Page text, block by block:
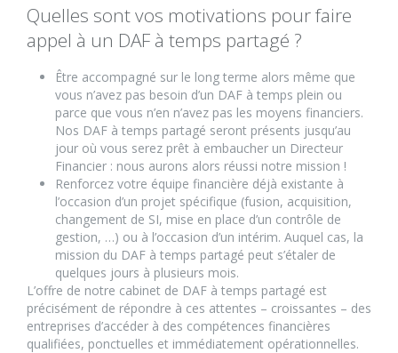
Quelles sont vos motivations pour faire
appel à un DAF à temps partagé ?
Être accompagné sur le long terme alors même que
vous n’avez pas besoin d’un DAF à temps plein ou
parce que vous n’en n’avez pas les moyens financiers.
Nos DAF à temps partagé seront présents jusqu’au
jour où vous serez prêt à embaucher un Directeur
Financier : nous aurons alors réussi notre mission !
Renforcez votre équipe financière déjà existante à
l’occasion d’un projet spécifique (fusion, acquisition,
changement de SI, mise en place d’un contrôle de
gestion, …) ou à l’occasion d’un intérim. Auquel cas, la
mission du DAF à temps partagé peut s’étaler de
quelques jours à plusieurs mois.
L’offre de notre cabinet de DAF à temps partagé est
précisément de répondre à ces attentes – croissantes – des
entreprises d’accéder à des compétences financières
qualifiées, ponctuelles et immédiatement opérationnelles.